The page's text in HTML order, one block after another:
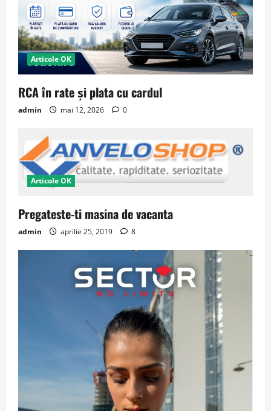
Articole OK
RCA în rate și plata cu cardul
admin mai 12, 2026 0
Articole OK
Pregateste-ti masina de vacanta
admin aprilie 25, 2019 8